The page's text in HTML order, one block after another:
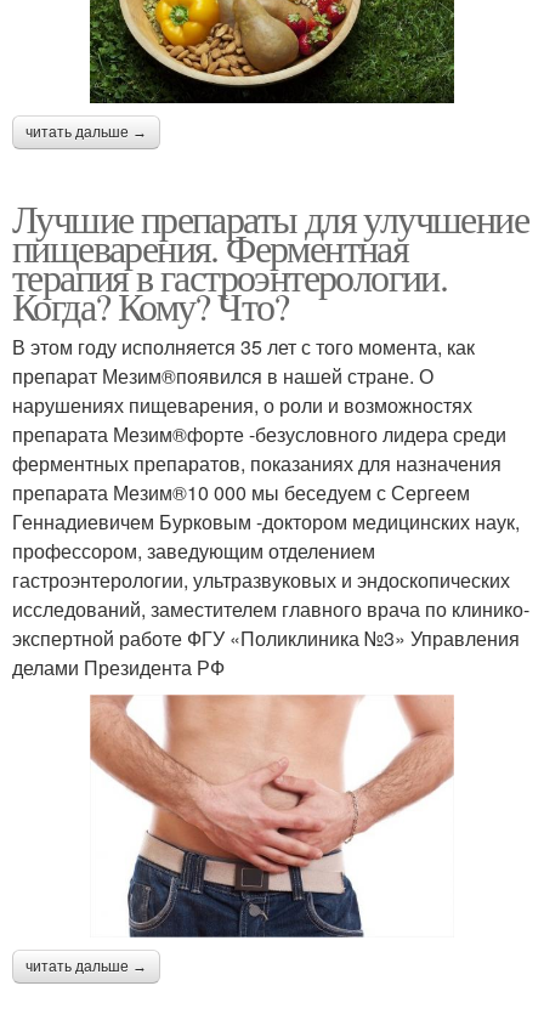
читать дальше →
Лучшие препараты для улучшение
пищеварения. Ферментная
терапия в гастроэнтерологии.
Когда? Кому? Что?
В этом году исполняется 35 лет с того момента, как
препарат Мезим®появился в нашей стране. О
нарушениях пищеварения, о роли и возможностях
препарата Мезим®форте -безусловного лидера среди
ферментных препаратов, показаниях для назначения
препарата Мезим®10 000 мы беседуем с Сергеем
Геннадиевичем Бурковым -доктором медицинских наук,
профессором, заведующим отделением
гастроэнтерологии, ультразвуковых и эндоскопических
исследований, заместителем главного врача по клинико-
экспертной работе ФГУ «Поликлиника №3» Управления
делами Президента РФ
читать дальше →